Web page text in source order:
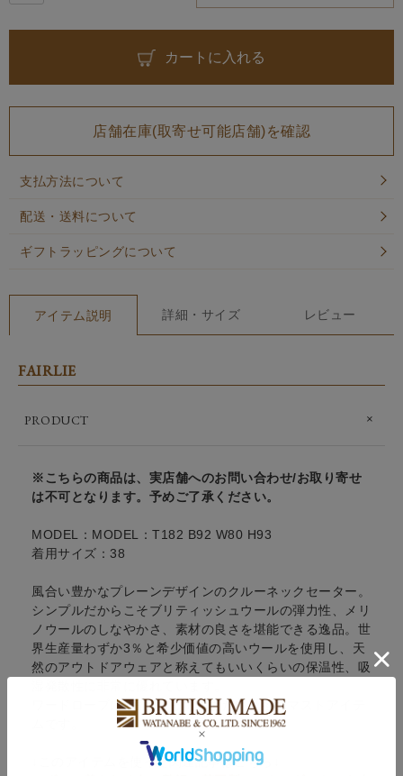
カートに入れる
店舗在庫(取寄せ可能店舗)を確認
支払方法について
配送・送料について
ギフトラッピングについて
アイテム説明 詳細・サイズ レビュー
FAIRLIE
PRODUCT
※こちらの商品は、実店舗へのお問い合わせ/お取り寄せ
は不可となります。予めご了承ください。
MODEL：MODEL：T182 B92 W80 H93
着用サイズ：38
風合い豊かなプレーンデザインのクルーネックセーター。
シンプルだからこそブリティッシュウールの弾力性、メリ
ノウールのしなやかさ、素材の良さを堪能できる逸品。世
界生産量わずか3％と希少価値の高いウールを使用し、天
然のアウトドアウェアと称えてもいいくらいの保温性、吸
ワードローブに1着は持っておきたい秋冬のマストアイテ
↓このアイテムを使った関連記事はこちら↓